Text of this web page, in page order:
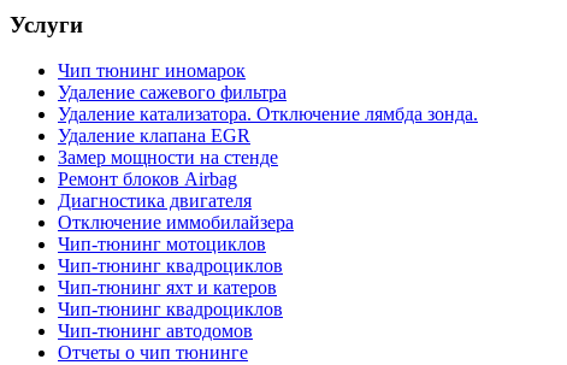
Услуги
Чип тюнинг иномарок
Удаление сажевого фильтра
Удаление катализатора. Отключение лямбда зонда.
Удаление клапана EGR
Замер мощности на стенде
Ремонт блоков Airbag
Диагностика двигателя
Отключение иммобилайзера
Чип-тюнинг мотоциклов
Чип-тюнинг квадроциклов
Чип-тюнинг яхт и катеров
Чип-тюнинг квадроциклов
Чип-тюнинг автодомов
Отчеты о чип тюнинге